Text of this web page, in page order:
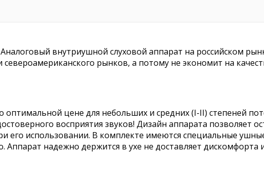
внутриушной слуховой аппарат на российском
рынков, а потому не экономит на
цене для небольших и средних (I-II) степеней
восприятия звуков! Дизайн аппарата позволяет
его использовании. В комплекте имеются специальные
надежно держится в ухе не доставляет дискомфорта